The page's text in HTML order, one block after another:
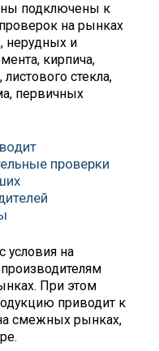
подключены к
на рынках
нерудных и
кирпича,
стекла,
первичных
проверки
условия на
При этом
приводит к
смежных рынках,